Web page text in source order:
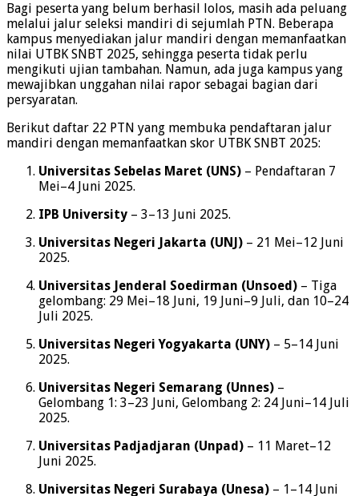
Bagi peserta yang belum berhasil lolos, masih ada peluang
melalui jalur seleksi mandiri di sejumlah PTN. Beberapa
kampus menyediakan jalur mandiri dengan memanfaatkan
nilai UTBK SNBT 2025, sehingga peserta tidak perlu
mengikuti ujian tambahan. Namun, ada juga kampus yang
mewajibkan unggahan nilai rapor sebagai bagian dari
persyaratan.
Berikut daftar 22 PTN yang membuka pendaftaran jalur
mandiri dengan memanfaatkan skor UTBK SNBT 2025:
Universitas Sebelas Maret (UNS) – Pendaftaran 7
Mei–4 Juni 2025.
IPB University – 3–13 Juni 2025.
Universitas Negeri Jakarta (UNJ) – 21 Mei–12 Juni
2025.
Universitas Jenderal Soedirman (Unsoed) – Tiga
gelombang: 29 Mei–18 Juni, 19 Juni–9 Juli, dan 10–24
Juli 2025.
Universitas Negeri Yogyakarta (UNY) – 5–14 Juni
2025.
Universitas Negeri Semarang (Unnes) –
Gelombang 1: 3–23 Juni, Gelombang 2: 24 Juni–14 Juli
2025.
Universitas Padjadjaran (Unpad) – 11 Maret–12
Juni 2025.
Universitas Negeri Surabaya (Unesa) – 1–14 Juni